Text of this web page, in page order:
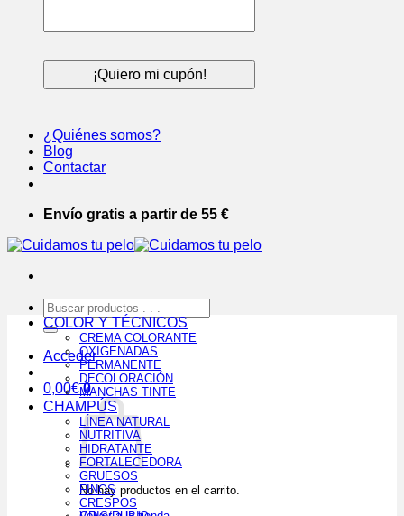
¿Quiénes somos?
Blog
Contactar
Envío gratis a partir de 55 €
Buscar
por:
Acceder
0,00€ 0
No hay productos en el carrito.
COLOR Y TÉCNICOS
CREMA COLORANTE
OXIGENADAS
PERMANENTE
DECOLORACIÓN
MANCHAS TINTE
CHAMPÚS
LÍNEA NATURAL
NUTRITIVA
HIDRATANTE
FORTALECEDORA
GRUESOS
FINOS
CRESPOS